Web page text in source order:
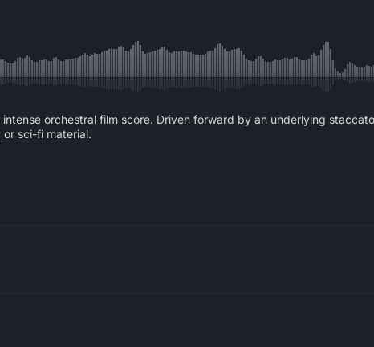
orchestral film score. Driven forward by an underlying
sci-fi material.